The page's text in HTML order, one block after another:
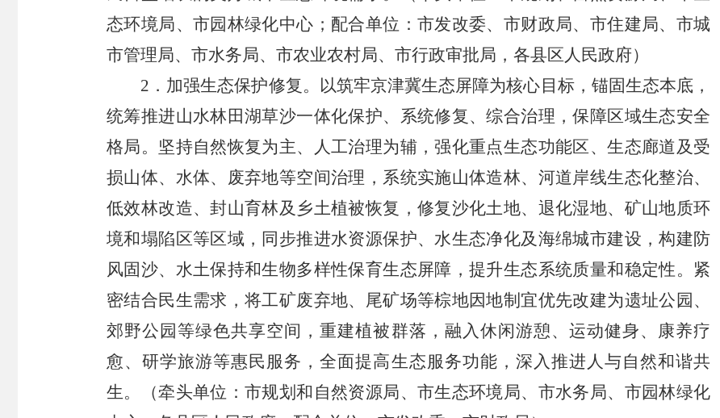
态环境局、市园林绿化中心；配合单位：市发改委、市财政局、市住建局、市城
市管理局、市水务局、市农业农村局、市行政审批局，各县区人民政府）
2．加强生态保护修复。以筑牢京津冀生态屏障为核心目标，锚固生态本底，
统筹推进山水林田湖草沙一体化保护、系统修复、综合治理，保障区域生态安全
格局。坚持自然恢复为主、人工治理为辅，强化重点生态功能区、生态廊道及受
损山体、水体、废弃地等空间治理，系统实施山体造林、河道岸线生态化整治、
低效林改造、封山育林及乡土植被恢复，修复沙化土地、退化湿地、矿山地质环
境和塌陷区等区域，同步推进水资源保护、水生态净化及海绵城市建设，构建防
风固沙、水土保持和生物多样性保育生态屏障，提升生态系统质量和稳定性。紧
密结合民生需求，将工矿废弃地、尾矿场等棕地因地制宜优先改建为遗址公园、
郊野公园等绿色共享空间，重建植被群落，融入休闲游憩、运动健身、康养疗
愈、研学旅游等惠民服务，全面提高生态服务功能，深入推进人与自然和谐共
生。（牵头单位：市规划和自然资源局、市生态环境局、市水务局、市园林绿化